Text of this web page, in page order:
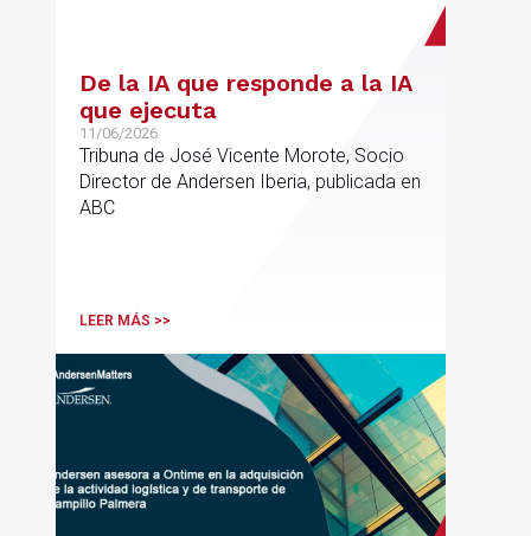
De la IA que responde a la IA
que ejecuta
11/06/2026
Tribuna de José Vicente Morote, Socio
Director de Andersen Iberia, publicada en
ABC
LEER MÁS >>